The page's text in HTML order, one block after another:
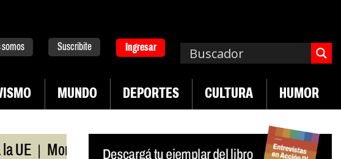
somos Suscribite Ingresar
MUNDO DEPORTES CULTURA HUMOR
| Morosidad en jóvenes precarizados | Cae la actividad en